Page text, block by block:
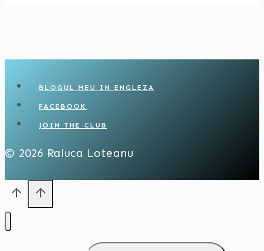
BLOGUL MEU IN ENGLEZA
FACEBOOK
JOIN THE CLUB
© 2026 Raluca Loteanu